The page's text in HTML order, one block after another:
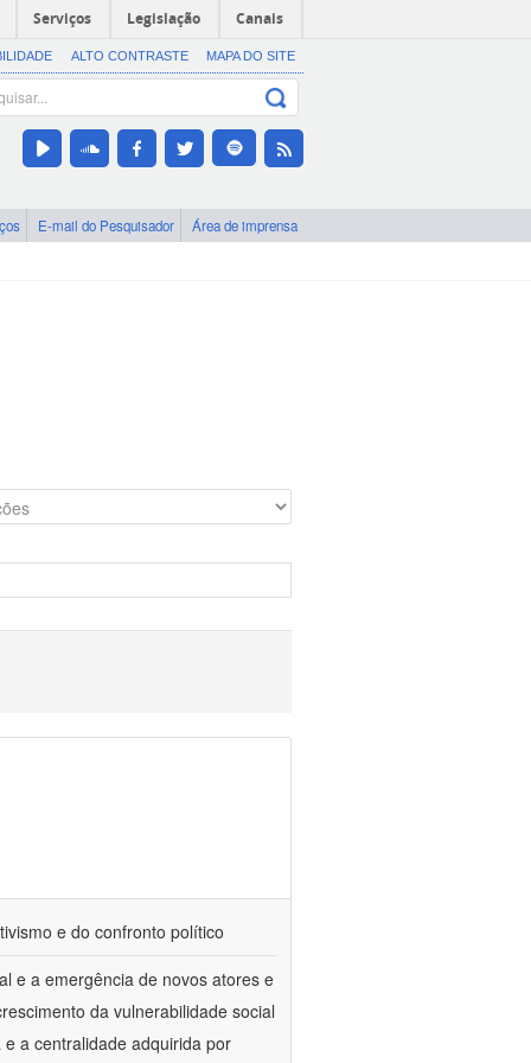
Serviços Legislação Canais
ALTO CONTRASTE MAPA DO SITE
E-mail do Pesquisador Área de imprensa
e do confronto político
e a emergência de novos atores e
da vulnerabilidade social
a centralidade adquirida por